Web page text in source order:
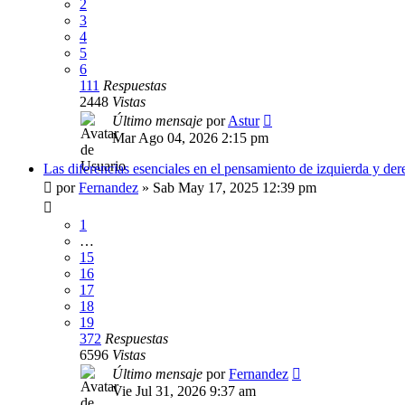
2
3
4
5
6
111 Respuestas
2448 Vistas
Último mensaje porAstur
Mar Ago 04, 2026 2:15 pm
Las diferencias esenciales en el pensamiento de izquierda y
porFernandez » Sab May 17, 2025 12:39 pm
1
…
15
16
17
18
19
372 Respuestas
6596 Vistas
Último mensaje porFernandez
Vie Jul 31, 2026 9:37 am